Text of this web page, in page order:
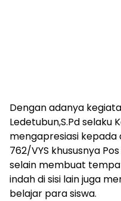
Dengan adanya
Ledetubun,S.Pd selaku
mengapresiasi kepada
762/VYS khususnya
selain membuat
indah di sisi lain juga
belajar para siswa.